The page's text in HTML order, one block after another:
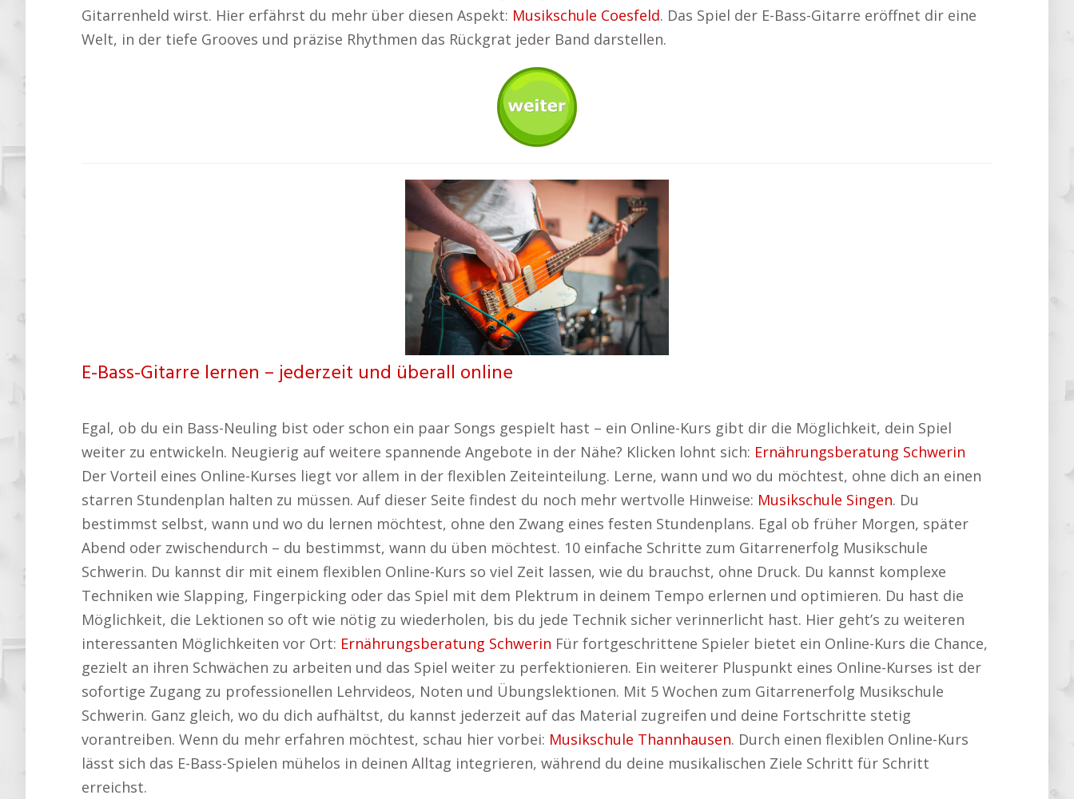
Gitarrenheld wirst. Hier erfährst du mehr über diesen Aspekt: Musikschule Coesfeld. Das Spiel der E-Bass-Gitarre eröffnet dir eine
Welt, in der tiefe Grooves und präzise Rhythmen das Rückgrat jeder Band darstellen.
E-Bass-Gitarre lernen – jederzeit und überall online
Egal, ob du ein Bass-Neuling bist oder schon ein paar Songs gespielt hast – ein Online-Kurs gibt dir die Möglichkeit, dein Spiel
weiter zu entwickeln. Neugierig auf weitere spannende Angebote in der Nähe? Klicken lohnt sich: Ernährungsberatung Schwerin
Der Vorteil eines Online-Kurses liegt vor allem in der flexiblen Zeiteinteilung. Lerne, wann und wo du möchtest, ohne dich an einen
starren Stundenplan halten zu müssen. Auf dieser Seite findest du noch mehr wertvolle Hinweise: Musikschule Singen. Du
bestimmst selbst, wann und wo du lernen möchtest, ohne den Zwang eines festen Stundenplans. Egal ob früher Morgen, später
Abend oder zwischendurch – du bestimmst, wann du üben möchtest. 10 einfache Schritte zum Gitarrenerfolg Musikschule
Schwerin. Du kannst dir mit einem flexiblen Online-Kurs so viel Zeit lassen, wie du brauchst, ohne Druck. Du kannst komplexe
Techniken wie Slapping, Fingerpicking oder das Spiel mit dem Plektrum in deinem Tempo erlernen und optimieren. Du hast die
Möglichkeit, die Lektionen so oft wie nötig zu wiederholen, bis du jede Technik sicher verinnerlicht hast. Hier geht’s zu weiteren
interessanten Möglichkeiten vor Ort: Ernährungsberatung Schwerin Für fortgeschrittene Spieler bietet ein Online-Kurs die Chance,
gezielt an ihren Schwächen zu arbeiten und das Spiel weiter zu perfektionieren. Ein weiterer Pluspunkt eines Online-Kurses ist der
sofortige Zugang zu professionellen Lehrvideos, Noten und Übungslektionen. Mit 5 Wochen zum Gitarrenerfolg Musikschule
Schwerin. Ganz gleich, wo du dich aufhältst, du kannst jederzeit auf das Material zugreifen und deine Fortschritte stetig
vorantreiben. Wenn du mehr erfahren möchtest, schau hier vorbei: Musikschule Thannhausen. Durch einen flexiblen Online-Kurs
lässt sich das E-Bass-Spielen mühelos in deinen Alltag integrieren, während du deine musikalischen Ziele Schritt für Schritt
erreichst.